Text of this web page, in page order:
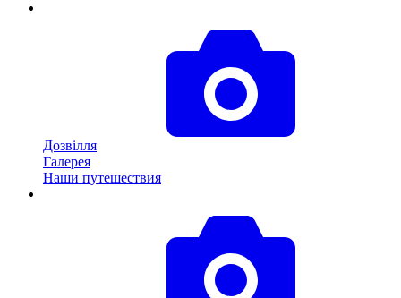
Дозвілля
Галерея
Наши путешествия